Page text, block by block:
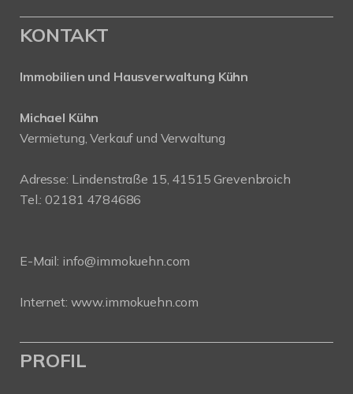
KONTAKT
Immobilien und Hausverwaltung Kühn
Michael Kühn
Vermietung, Verkauf und Verwaltung
Adresse: Lindenstraße 15, 41515 Grevenbroich
Tel.: 02181 4784686
E-Mail: info@immokuehn.com
Internet: www.immokuehn.com
PROFIL